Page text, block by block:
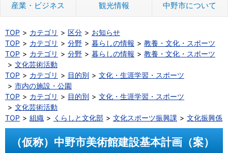
産業・ビジネス 観光情報 中野市について
TOP カテゴリ 区分
お知らせ
TOP
カテゴリ 分野 暮らしの情報
教養・文化・スポーツ
TOP
カテゴリ 分野 暮らしの情報
教養・文化・スポーツ
文化芸術活動
TOP
カテゴリ 目的別
文化・生涯学習・スポーツ
市内の施設・公園
TOP
カテゴリ 目的別
文化・生涯学習・スポーツ
文化芸術活動
TOP
組織 くらしと文化部 文化スポーツ振興課 文化振興係
（仮称）中野市美術館建設基本計画（案）